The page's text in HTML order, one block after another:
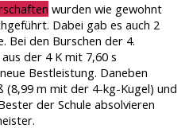
wurden wie gewohnt
Dabei gab es auch 2
Bei den Burschen der 4.
der 4 K mit 7,60 s
Bestleistung. Daneben
(8,99 m mit der 4-kg-Kugel) und
der Schule absolvieren